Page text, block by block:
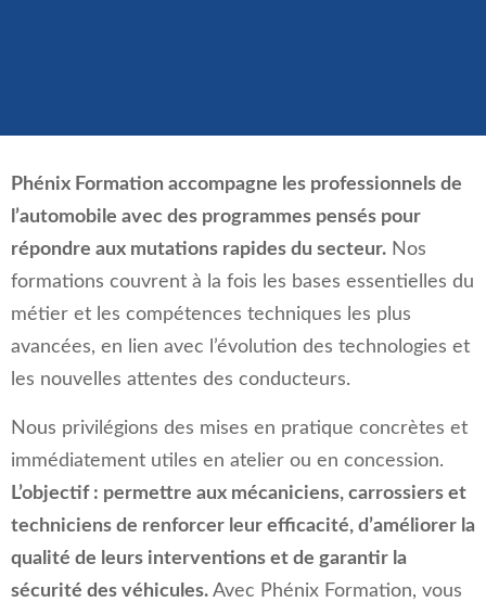
Phénix Formation accompagne les professionnels de
l’automobile avec des programmes pensés pour
répondre aux mutations rapides du secteur. Nos
formations couvrent à la fois les bases essentielles du
métier et les compétences techniques les plus
avancées, en lien avec l’évolution des technologies et
les nouvelles attentes des conducteurs.
Nous privilégions des mises en pratique concrètes et
immédiatement utiles en atelier ou en concession.
L’objectif : permettre aux mécaniciens, carrossiers et
techniciens de renforcer leur efficacité, d’améliorer la
qualité de leurs interventions et de garantir la
sécurité des véhicules. Avec Phénix Formation, vous